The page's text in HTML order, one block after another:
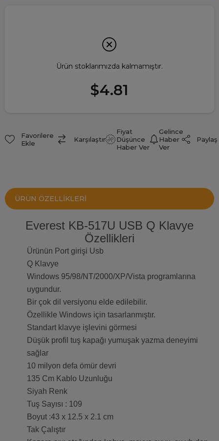
Ürün stoklarımızda kalmamıştır.
$4.81
Favorilere
Ekle
Karşılaştır
Fiyat
Düşünce
Haber Ver
Gelince
Haber
Ver
Paylaş
ÜRÜN ÖZELLIKLERI
Everest KB-517U USB Q Klavye
Özellikleri
Ürünün Port girişi Usb
Q Klavye
Windows 95/98/NT/2000/XP/Vista programlarına
uygundur.
Bir çok dil versiyonu elde edilebilir.
Özellikle Windows için tasarlanmıştır.
Standart klavye işlevini görmesi
Düşük profil tuş kapağı yumuşak yazma deneyimi
sağlar
10 milyon defa ömür devri
135 Cm Kablo Uzunluğu
Siyah Renk
Tuş Sayısı : 109
Boyut :43 x 12.5 x 2.1 cm
Tak Çalıştır